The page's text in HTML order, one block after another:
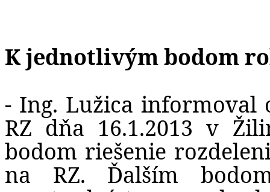
K jednotlivým bodom
- Ing. Lužica informoval
RZ dňa 16.1.2013 v
bodom riešenie
na RZ. Ďalším